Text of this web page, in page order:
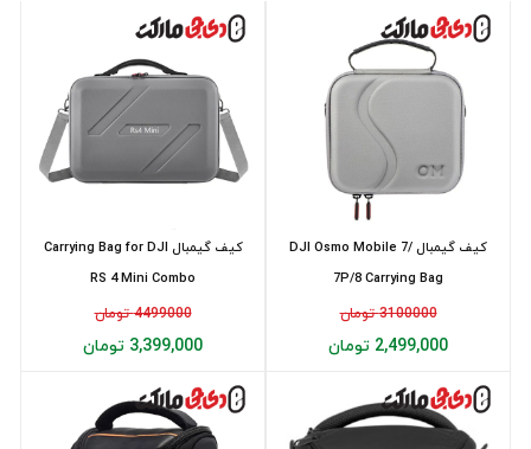
کیف گیمبال Carrying Bag for DJI
RS 4 Mini Combo
4499000 تومان
3,399,000 تومان
کیف گیمبال DJI Osmo Mobile 7/
7P/8 Carrying Bag
3100000 تومان
2,499,000 تومان